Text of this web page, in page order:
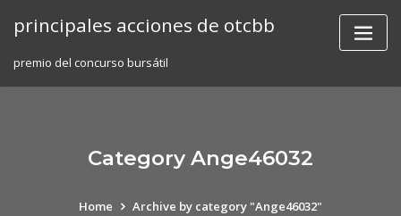
principales acciones de otcbb
premio del concurso bursátil
Category Ange46032
Home Archive by category "Ange46032"